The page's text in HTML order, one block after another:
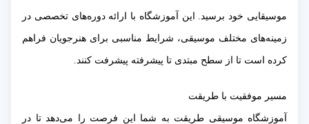
موسیقایی خود برسید. این آموزشگاه با ارائه دوره‌های تخصصی در
زمینه‌های مختلف موسیقی، شرایط مناسبی برای هنرجویان فراهم
کرده است تا از سطح مبتدی تا پیشرفته پیشرفت کنند.
مسیر موفقیت با طریقت
آموزشگاه موسیقی طریقت به شما این فرصت را می‌دهد تا در